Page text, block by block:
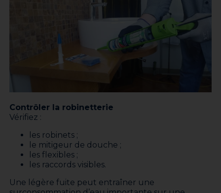
Contrôler la robinetterie
Vérifiez :
les robinets ;
le mitigeur de douche ;
les flexibles ;
les raccords visibles.
Une légère fuite peut entraîner une